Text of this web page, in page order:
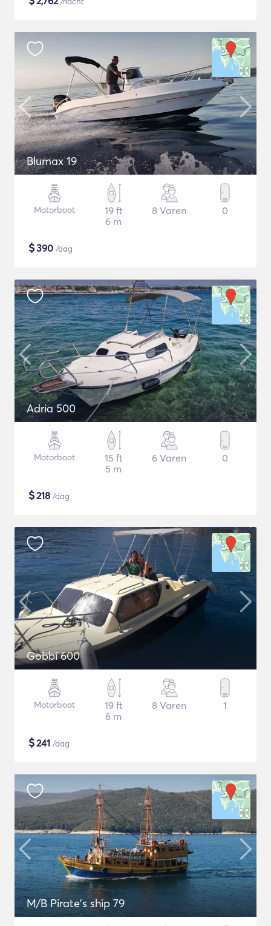
Blumax 19
Motorboot
19 ft
6 m
8 Varen 0
$390 /dag
Adria 500
Motorboot
15 ft
5 m
6 Varen 0
$218 /dag
Gobbi 600
Motorboot
19 ft
6 m
8 Varen 1
$241 /dag
M/B Pirate's ship 79